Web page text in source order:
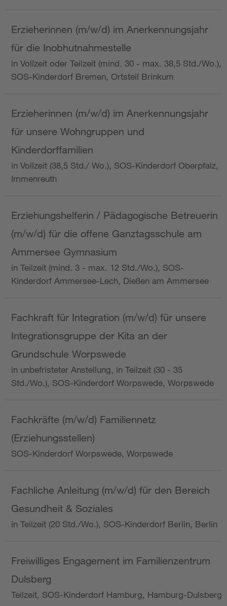
Erzieherinnen (m/w/d) im Anerkennungsjahr
für die Inobhutnahmestelle
in Vollzeit oder Teilzeit (mind. 30 - max. 38,5 Std./Wo.),
SOS-Kinderdorf Bremen, Ortsteil Brinkum
Erzieherinnen (m/w/d) im Anerkennungsjahr
für unsere Wohngruppen und
Kinderdorffamilien
in Vollzeit (38,5 Std./ Wo.), SOS-Kinderdorf Oberpfalz,
Immenreuth
Erziehungshelferin / Pädagogische Betreuerin
(m/w/d) für die offene Ganztagsschule am
Ammersee Gymnasium
in Teilzeit (mind. 3 - max. 12 Std./Wo.), SOS-
Kinderdorf Ammersee-Lech, Dießen am Ammersee
Fachkraft für Integration (m/w/d) für unsere
Integrationsgruppe der Kita an der
Grundschule Worpswede
in unbefristeter Anstellung, in Teilzeit (30 - 35
Std./Wo.), SOS-Kinderdorf Worpswede, Worpswede
Fachkräfte (m/w/d) Familiennetz
(Erziehungsstellen)
SOS-Kinderdorf Worpswede, Worpswede
Fachliche Anleitung (m/w/d) für den Bereich
Gesundheit & Soziales
in Teilzeit (20 Std./Wo.), SOS-Kinderdorf Berlin, Berlin
Freiwilliges Engagement im Familienzentrum
Dulsberg
Teilzeit, SOS-Kinderdorf Hamburg, Hamburg-Dulsberg